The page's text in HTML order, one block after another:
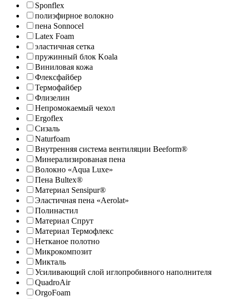
Sponflex
полиэфирное волокно
пена Sonnocel
Latex Foam
эластичная сетка
пружинный блок Koala
Виниловая кожа
Флексфайбер
Термофайбер
Флизелин
Непромокаемый чехол
Ergoflex
Сизаль
Naturfoam
Внутренняя система вентиляции Beeform®
Минерализированая пена
Волокно «Aqua Luxe»
Пена Bultex®
Материал Sensipur®
Эластичная пена «Aerolat»
Полинастил
Материал Спрут
Материал Термофлекс
Нетканое полотно
Микрокомпозит
Микталь
Усиливающий слой иглопробивного наполнителя
QuadroAir
OrgoFoam